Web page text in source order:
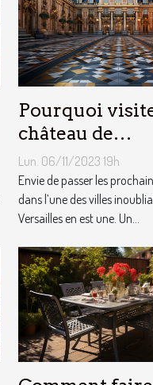
Pourquoi
château de
Versailles ?
Lun. 06/11/2023 19h
Envie de passer les
dans l’une des villes
Versailles en est une. Un...